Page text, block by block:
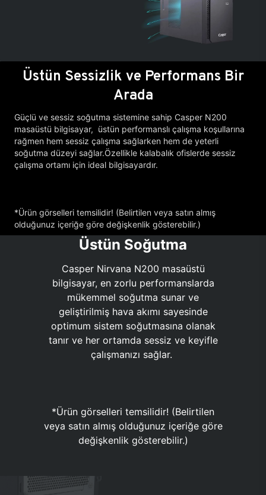
Üstün Sessizlik ve Performans Bir
Arada
Güçlü ve sessiz soğutma sistemine sahip Casper N200
masaüstü bilgisayar, üstün performanslı çalışma koşullarına
rağmen hem sessiz çalışma sağlarken hem de yeterli
soğutma düzeyi sağlar.Özellikle kalabalık ofislerde sessiz
çalışma ortamı için ideal bilgisayardır.
*Ürün görselleri temsilidir! (Belirtilen veya satın almış
olduğunuz içeriğe göre değişkenlik gösterebilir.)
Üstün Soğutma
Casper Nirvana N200 masaüstü
bilgisayar, en zorlu performanslarda
mükemmel soğutma sunar ve
geliştirilmiş hava akımı sayesinde
optimum sistem soğutmasına olanak
tanır ve her ortamda sessiz ve keyifle
çalışmanızı sağlar.
*Ürün görselleri temsilidir! (Belirtilen
veya satın almış olduğunuz içeriğe göre
değişkenlik gösterebilir.)